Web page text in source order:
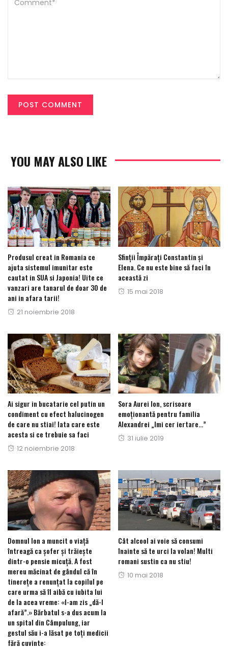
YOU MAY ALSO LIKE
Produsul creat in Romania ce
ajuta sistemul imunitar este
cautat in SUA si Japonia! Uite ce
vanzari are tanarul de doar 30 de
ani in afara tarii!
Posted
21 noiembrie 2018
Sfinții Împărați Constantin şi
Elena. Ce nu este bine să faci în
această zi
Posted
15 mai 2018
Ai sigur in bucatarie cel putin un
condiment cu efect halucinogen
de care nu stiai! Iata care este
acesta si ce trebuie sa faci
Posted
12 noiembrie 2018
Sora Aurei Ion, scrisoare
emoționantă pentru familia
Alexandrei „Imi cer iertare…”
Posted
31 iulie 2019
Domnul Ion a muncit o viață
întreagă ca șofer și trăiește
dintr-o pensie micuță. A fost
mereu măcinat de gândul că în
tinereţe a renunţat la copilul pe
care urma să îl aibă cu iubita lui
de la acea vreme: «I-am zis „dă-l
afară”.» Bărbatul s-a dus acum la
un spital din Câmpulung, iar
gestul său i-a lăsat pe toți medicii
fără cuvinte:
Cât alcool ai voie să consumi
înainte să te urci la volan! Multi
romani sustin ca nu stiu!
Posted
10 mai 2018